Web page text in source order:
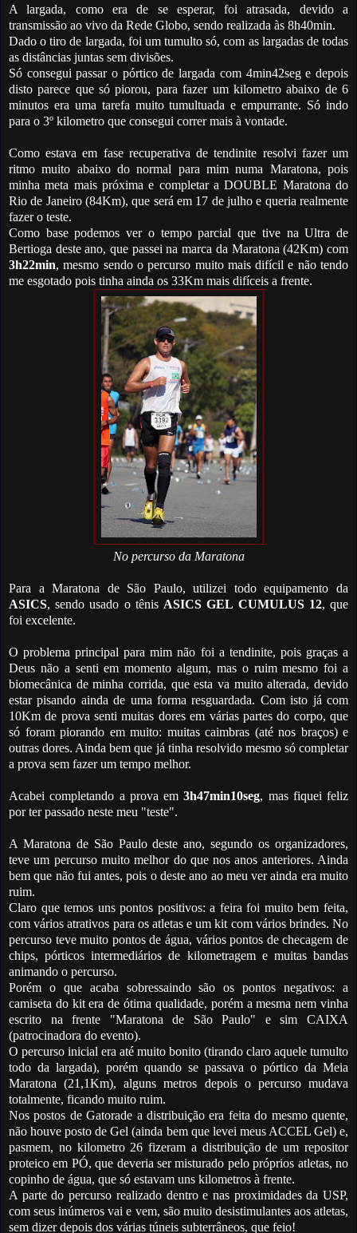
A largada, como era de se esperar, foi atrasada, devido a
transmissão ao vivo da Rede Globo, sendo realizada às 8h40min.
Dado o tiro de largada, foi um tumulto só, com as largadas de todas
as distâncias juntas sem divisões.
Só consegui passar o pórtico de largada com 4min42seg e depois
disto parece que só piorou, para fazer um kilometro abaixo de 6
minutos era uma tarefa muito tumultuada e empurrante. Só indo
para o 3º kilometro que consegui correr mais à vontade.
Como estava em fase recuperativa de tendinite resolvi fazer um
ritmo muito abaixo do normal para mim numa Maratona, pois
minha meta mais próxima e completar a DOUBLE Maratona do
Rio de Janeiro (84Km), que será em 17 de julho e queria realmente
fazer o teste.
Como base podemos ver o tempo parcial que tive na Ultra de
Bertioga deste ano, que passei na marca da Maratona (42Km) com
3h22min, mesmo sendo o percurso muito mais difícil e não tendo
me esgotado pois tinha ainda os 33Km mais difíceis a frente.
No percurso da Maratona
Para a Maratona de São Paulo, utilizei todo equipamento da
ASICS, sendo usado o tênis ASICS GEL CUMULUS 12, que
foi excelente.
O problema principal para mim não foi a tendinite, pois graças a
Deus não a senti em momento algum, mas o ruim mesmo foi a
biomecânica de minha corrida, que esta va muito alterada, devido
estar pisando ainda de uma forma resguardada. Com isto já com
10Km de prova senti muitas dores em várias partes do corpo, que
só foram piorando em muito: muitas caimbras (até nos braços) e
outras dores. Ainda bem que já tinha resolvido mesmo só completar
a prova sem fazer um tempo melhor.
Acabei completando a prova em3h47min10seg, mas fiquei feliz
por ter passado neste meu "teste".
A Maratona de São Paulo deste ano, segundo os organizadores,
teve um percurso muito melhor do que nos anos anteriores. Ainda
bem que não fui antes, pois o deste ano ao meu ver ainda era muito
ruim.
Claro que temos uns pontos positivos: a feira foi muito bem feita,
com vários atrativos para os atletas e um kit com vários brindes. No
percurso teve muito pontos de água, vários pontos de checagem de
chips, pórticos intermediários de kilometragem e muitas bandas
animando o percurso.
Porém o que acaba sobressaindo são os pontos negativos: a
camiseta do kit era de ótima qualidade, porém a mesma nem vinha
escrito na frente "Maratona de São Paulo" e sim CAIXA
(patrocinadora do evento).
O percurso inicial era até muito bonito (tirando claro aquele tumulto
todo da largada), porém quando se passava o pórtico da Meia
Maratona (21,1Km), alguns metros depois o percurso mudava
totalmente, ficando muito ruim.
Nos postos de Gatorade a distribuição era feita do mesmo quente,
não houve posto de Gel (ainda bem que levei meus ACCEL Gel) e,
pasmem, no kilometro 26 fizeram a distribuição de um repositor
proteico em PÓ, que deveria ser misturado pelo próprios atletas, no
copinho de água, que só estavam uns kilometros à frente.
A parte do percurso realizado dentro e nas proximidades da USP,
com seus inúmeros vai e vem, são muito desistimulantes aos atletas,
sem dizer depois dos várias túneis subterrâneos, que feio!